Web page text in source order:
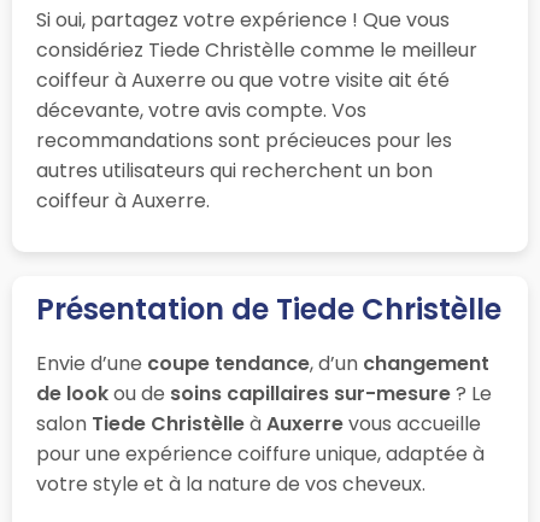
Si oui, partagez votre expérience ! Que vous
considériez Tiede Christèlle comme le meilleur
coiffeur à Auxerre ou que votre visite ait été
décevante, votre avis compte. Vos
recommandations sont précieuces pour les
autres utilisateurs qui recherchent un bon
coiffeur à Auxerre.
Présentation de Tiede Christèlle
Envie d’une coupe tendance, d’un changement
de lookou de soins capillaires sur-mesure? Le
salon Tiede ChristèlleàAuxerrevous accueille
pour une expérience coiffure unique, adaptée à
votre style et à la nature de vos cheveux.